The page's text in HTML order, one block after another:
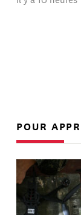
POUR